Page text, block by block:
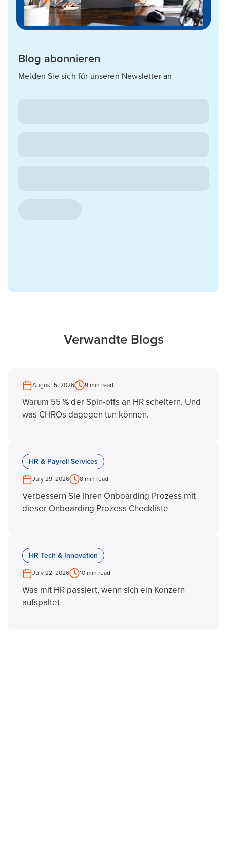
Blog abonnieren
Melden Sie sich für unseren Newsletter an
Verwandte Blogs
August 5, 2026 9 min read
Warum 55 % der Spin-offs an HR scheitern. Und
was CHROs dagegen tun können.
HR & Payroll Services
July 29, 2026 8 min read
Verbessern Sie Ihren Onboarding Prozess mit
dieser Onboarding Prozess Checkliste
HR Tech & Innovation
July 22, 2026 10 min read
Was mit HR passiert, wenn sich ein Konzern
aufspaltet